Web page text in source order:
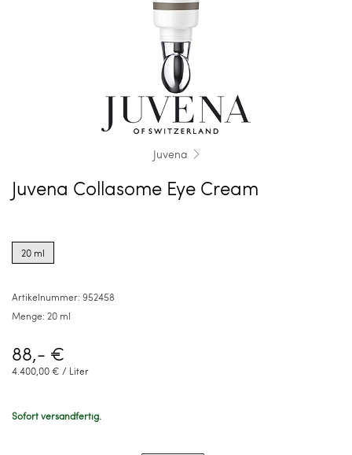
Juvena
Juvena Collasome Eye Cream
options
for20 ml
Artikelnummer: 952458
Menge: 20 ml
88,- €
4.400,00 € / Liter
Sofort versandfertig.